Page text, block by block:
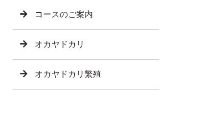
コースのご案内
オカヤドカリ
オカヤドカリ繁殖